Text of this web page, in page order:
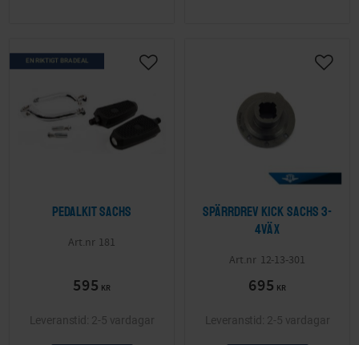
Pedalkit Sachs
181
595 KR
EN RIKTIGT BRA DEAL
Lägg till i önskelista
2-5 vardagar
Spärrdrev kick Sachs 3-
4väx
12-13-301
695 KR
Lägg
2-5 vardagar